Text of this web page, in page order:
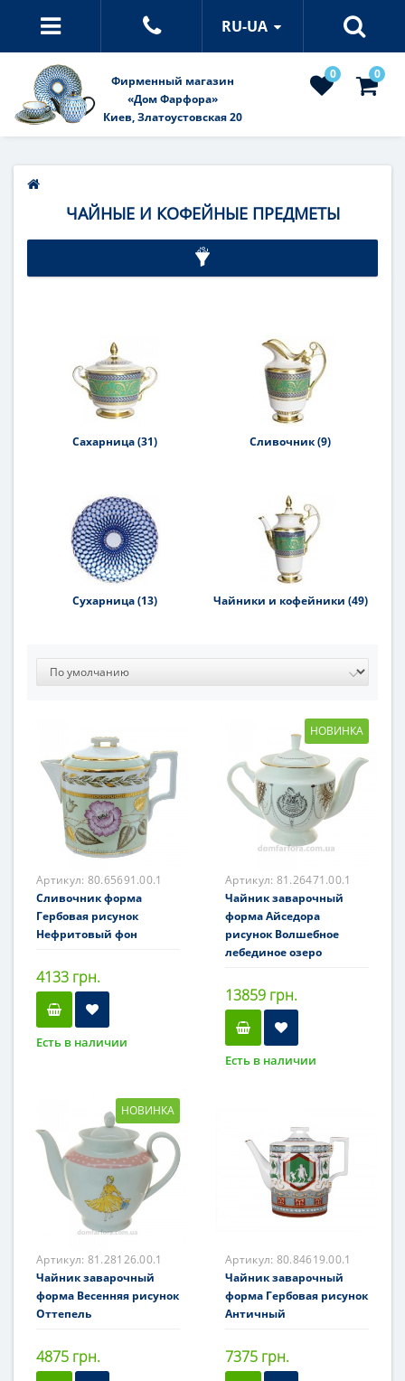
RU-UA
Фирменный магазин
«Дом Фарфора»
Киев, Златоустовская 20
0 0
ЧАЙНЫЕ И КОФЕЙНЫЕ ПРЕДМЕТЫ
Сахарница (31) Сливочник (9)
Сухарница (13) Чайники и кофейники (49)
Артикул: 80.65691.00.1
Сливочник форма
Гербовая рисунок
Нефритовый фон
4133 грн.
Есть в наличии
НОВИНКА
Артикул: 81.26471.00.1
Чайник заварочный
форма Айседора
рисунок Волшебное
лебединое озеро
13859 грн.
Есть в наличии
НОВИНКА
Артикул: 81.28126.00.1
Чайник заварочный
форма Весенняя рисунок
Оттепель
4875 грн.
Артикул: 80.84619.00.1
Чайник заварочный
форма Гербовая рисунок
Античный
7375 грн.